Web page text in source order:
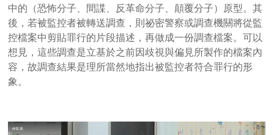
中的（恐怖分子、間諜、反革命分子、顛覆分子）原型。其
後，若被監控者被轉送調查，則祕密警察或調查機關將從監
控檔案中剪貼罪行的片段描述，再做成一份調查檔案。可以
想見，這些調查是立基於之前因歧視與偏見所製作的檔案內
容，故調查結果是理所當然地指出被監控者符合罪行的形
象。